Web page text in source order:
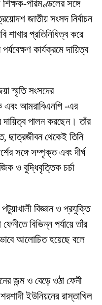
শিক্ষক-পরিমণ্ডলের সঙ্গে
জাতীয় সংসদ নির্বাচন
প্রতিনিধিত্ব করে
কার্যক্রমে দায়িত্ব
স্মৃতি সংসদের
এবং আমরাবিএনপি -এর
দায়িত্ব পালন করছেন। তাঁর
ছাত্রজীবন থেকেই তিনি
সঙ্গে সম্পৃক্ত এবং দীর্ঘ
ও বুদ্ধিবৃত্তিক চর্চা
বিজ্ঞান ও প্রযুক্তি
বিভিন্ন পর্যায়ে তাঁর
আলোচিত হয়েছে বলে
জন্ম ও বেড়ে ওঠা ফেনী
ইউনিয়নের রাস্তাখিল